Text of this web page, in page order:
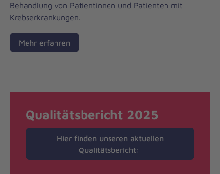
Behandlung von Patientinnen und Patienten mit
Krebserkrankungen.
Mehr erfahren
Qualitätsbericht 2025
Hier finden unseren aktuellen
Qualitätsbericht: